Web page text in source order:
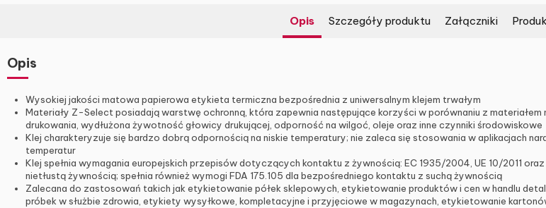
Opis Szczegóły produktu Załączniki
Opis
Wysokiej jakości matowa papierowa etykieta termiczna bezpośrednia z uniwersalnym klejem trwałym
Materiały Z-Select posiadają warstwę ochronną, która zapewnia następujące korzyści w porównaniu z
drukowania, wydłużona żywotność głowicy drukującej, odporność na wilgoć, oleje oraz inne czynniki środowiskowe
Klej charakteryzuje się bardzo dobrą odpornością na niskie temperatury; nie zaleca się stosowania w aplikacjach
temperatur
Klej spełnia wymagania europejskich przepisów dotyczących kontaktu z żywnością: EC 1935/2004, UE 10/2011
nietłustą żywnością; spełnia również wymogi FDA 175.105 dla bezpośredniego kontaktu z suchą żywnością
Zalecana do zastosowań takich jak etykietowanie półek sklepowych, etykietowanie produktów i cen w handlu
próbek w służbie zdrowia, etykiety wysyłkowe, kompletacyjne i przyjęciowe w magazynach, etykietowanie